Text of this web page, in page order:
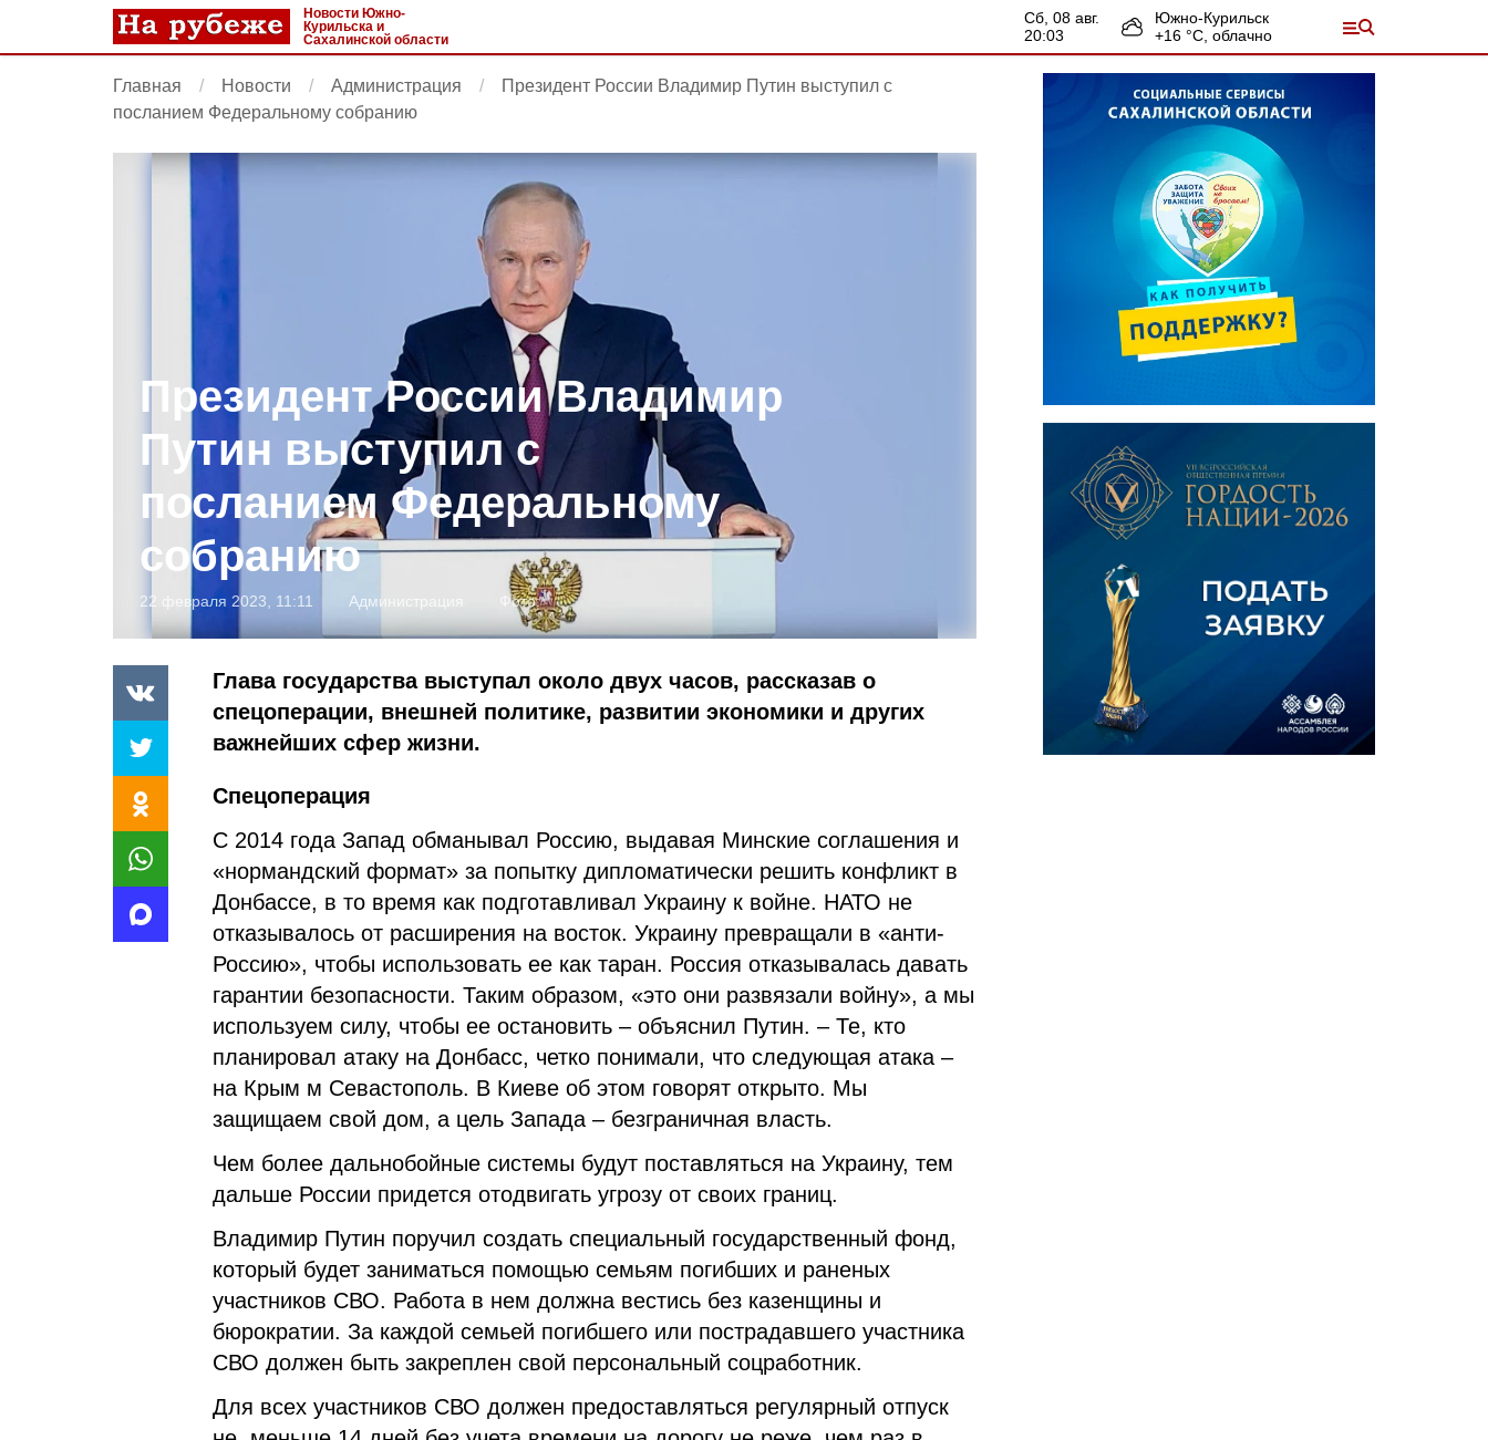
Новости Южно-
Курильска и
Сахалинской области
сб, 08 авг.
20:03
Южно-Курильск
+16 °С, облачно
Главная Новости Администрация
Президент России Владимир Путин выступил с
посланием Федеральному собранию
Президент России Владимир
Путин выступил с
посланием Федеральному
собранию
22 февраля 2023, 11:11 Администрация Фото:
Глава государства выступал около двух часов, рассказав о
спецоперации, внешней политике, развитии экономики и других
важнейших сфер жизни.
Спецоперация
С 2014 года Запад обманывал Россию, выдавая Минские соглашения и
«нормандский формат» за попытку дипломатически решить конфликт в
Донбассе, в то время как подготавливал Украину к войне. НАТО не
отказывалось от расширения на восток. Украину превращали в «анти-
Россию», чтобы использовать ее как таран. Россия отказывалась давать
гарантии безопасности. Таким образом, «это они развязали войну», а мы
используем силу, чтобы ее остановить – объяснил Путин. – Те, кто
планировал атаку на Донбасс, четко понимали, что следующая атака –
на Крым м Севастополь. В Киеве об этом говорят открыто. Мы
защищаем свой дом, а цель Запада – безграничная власть.
Чем более дальнобойные системы будут поставляться на Украину, тем
дальше России придется отодвигать угрозу от своих границ.
Владимир Путин поручил создать специальный государственный фонд,
который будет заниматься помощью семьям погибших и раненых
участников СВО. Работа в нем должна вестись без казенщины и
бюрократии. За каждой семьей погибшего или пострадавшего участника
СВО должен быть закреплен свой персональный соцработник.
Для всех участников СВО должен предоставляться регулярный отпуск